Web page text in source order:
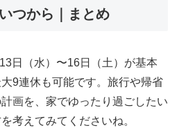
つから｜まとめ
日（水）〜16日（土）が基本
9連休も可能です。旅行や帰省
画を、家でゆったり過ごしたい
考えてみてくださいね。